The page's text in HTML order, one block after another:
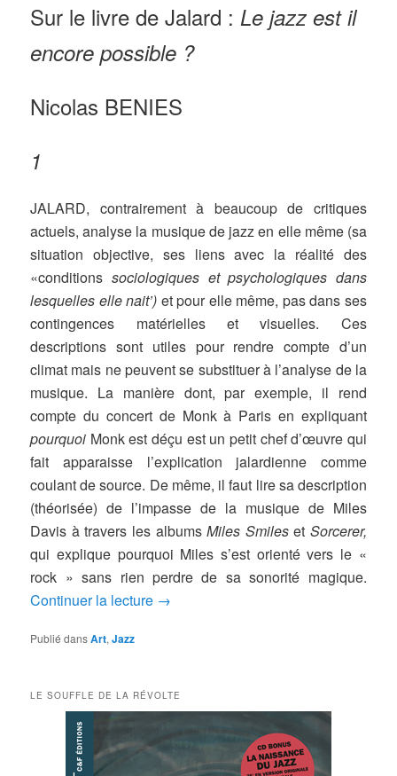
Sur le livre de Jalard :Le jazz est il
encore possible ?
Nicolas BENIES
1
JALARD, contrairement à beau­coup de critiques
actuels, analyse la musique de jazz en elle même (sa
situation objective, ses liens avec la réalité des
«conditions sociologiques et psychologiques dans
lesquelles elle nait’) et pour elle même, pas dans ses
contingences matérielles et visuelles. Ces
descriptions sont utiles pour rendre compte d’un
climat mais ne peuvent se substituer à l’analyse de la
musique. La manière dont, par exemple, il rend
compte du concert de Monk à Paris en expliquant
pourquoi Monk est déçu est un petit chef d’œuvre qui
fait apparaisse l’explication jalardienne comme
coulant de source. De même, il faut lire sa description
(théorisée) de l’impasse de la musique de Miles
Davis à travers les albumsMiles Smileset Sorcerer,
qui explique pourquoi Miles s’est orienté vers le «
rock » sans rien perdre de sa sonorité magique.
Continuer la lecture →
Publié dansArt,Jazz
LE SOUFFLE DE LA RÉVOLTE